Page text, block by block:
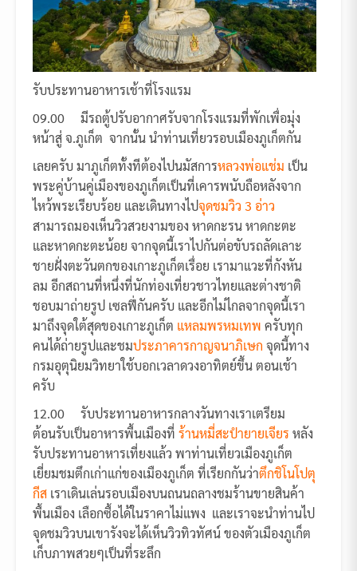
รับประทานอาหารเช้าที่โรงแรม
09.00 มีรถตู้ปรับอากาศรับจากโรงแรมที่พักเพื่อมุ่ง
หน้าสู่ จ.ภูเก็ต จากนั้น นำท่านเที่ยวรอบเมืองภูเก็ตกัน
เลยครับ มาภูเก็ตทั้งทีต้องไปนมัสการหลวงพ่อแช่ม เป็น
พระคู่บ้านคู่เมืองของภูเก็ตเป็นที่เคารพนับถือหลังจาก
ไหว้พระเรียบร้อย และเดินทางไปจุดชมวิว 3 อ่าว
สามารถมองเห็นวิวสวยงามของ หาดกะรน หาดกะตะ
และหาดกะตะน้อย จากจุดนี้เราไปกันต่อขับรถลัดเลาะ
ชายฝั่งตะวันตกของเกาะภูเก็ตเรื่อย เรามาแวะที่กังหัน
ลม อีกสถานที่หนึ่งที่นักท่องเที่ยวชาวไทยและต่างชาติ
ชอบมาถ่ายรูป เซลฟี่กันครับ และอีกไม่ไกลจากจุดนี้เรา
มาถึงจุดใต้สุดของเกาะภูเก็ต แหลมพรหมเทพ ครับทุก
คนได้ถ่ายรูปและชมประภาคารกาญจนาภิเษก จุดนี้ทาง
กรมอุตุนิยมวิทยาใช้บอกเวลาดวงอาทิตย์ขึ้น ตอนเช้า
ครับ
12.00 รับประทานอาหารกลางวันทางเราเตรียม
ต้อนรับเป็นอาหารพื้นเมืองที่ ร้านหมี่สะปำยายเจียร หลัง
รับประทานอาหารเที่ยงแล้ว พาท่านเที่ยวเมืองภูเก็ต
เยี่ยมชมตึกเก่าแก่ของเมืองภูเก็ต ที่เรียกกันว่าตึกชิโนโปตุ
กีส เราเดินเล่นรอบเมืองบนถนนถลางชมร้านขายสินค้า
พื้นเมือง เลือกซื้อได้ในราคาไม่แพง และเราจะนำท่านไป
จุดชมวิวบนเขารังจะได้เห็นวิวทิวทัศน์ ของตัวเมืองภูเก็ต
เก็บภาพสวยๆเป็นที่ระลึก